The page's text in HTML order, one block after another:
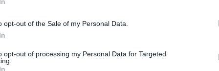
opt-out of the Sale of my Personal Data.
opt-out of processing my Personal Data for Targeted